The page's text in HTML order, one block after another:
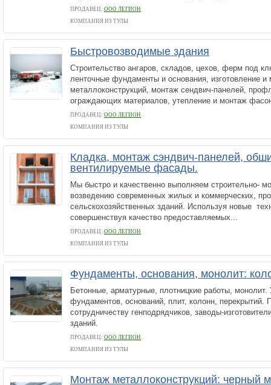
ПРОДАВЕЦ: ООО ЛЕГИОН
КОМПАНИЯ ИЗ ТУЛЫ
Быстровозводимые здания
Строительство ангаров, складов, цехов, ферм под
ленточные фундаменты и основания, изготовление и
металлоконструкций, монтаж сендвич-панелей,
ограждающих материалов, утепление и монтаж
ПРОДАВЕЦ: ООО ЛЕГИОН
КОМПАНИЯ ИЗ ТУЛЫ
Кладка, монтаж сэндвич-панелей,
вентилируемые фасады.
Мы быстро и качественно выполняем строительно-
возведению современных жилых и коммерческих,
сельскохозяйственных зданий. Используя новые
совершенствуя качество предоставляемых...
ПРОДАВЕЦ: ООО ЛЕГИОН
КОМПАНИЯ ИЗ ТУЛЫ
Фундаменты, основания, монолит:
Бетонные, арматурные, плотницкие работы, монолит.
фундаментов, оснований, плит, колонн, перекрытий.
сотрудничеству генподрядчиков, заводы-
зданий.
ПРОДАВЕЦ: ООО ЛЕГИОН
КОМПАНИЯ ИЗ ТУЛЫ
Монтаж металлоконструкций: черный